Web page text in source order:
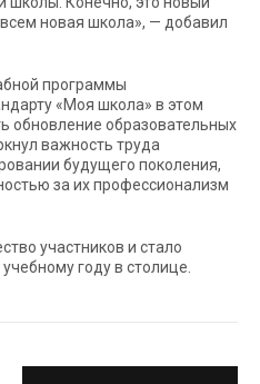
новая школа», — добавил
программы
«Моя школа» в этом
обновление образовательных
важность труда
будущего поколения,
за их профессионализм
участников и стало
году в столице.